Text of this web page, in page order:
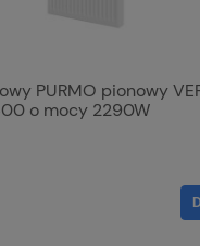
PURMO pionowy
o mocy 2290W